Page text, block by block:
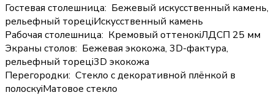
Гостевая столешница: Бежевый искусственный камень,
рельефный торецiИскусственный камень
Рабочая столешница: Кремовый оттенокiЛДСП 25 мм
Экраны столов: Бежевая экокожа, 3D-фактура,
рельефный торецi3D экокожа
Перегородки: Стекло с декоративной плёнкой в
полоскуiМатовое стекло